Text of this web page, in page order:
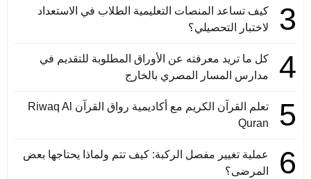
3
كيف تساعد المنصات التعليمية الطلاب في الاستعداد
لاختبار التحصيلي؟
4
كل ما تريد معرفته عن الأوراق المطلوبة للتقديم في
مدارس المسار المصري بالخارج
5
تعلم القرآن الكريم مع أكاديمية رواق القرآن Riwaq Al
Quran
6
عملية تغيير مفصل الركبة: كيف تتم ولماذا يحتاجها بعض
المرضى؟